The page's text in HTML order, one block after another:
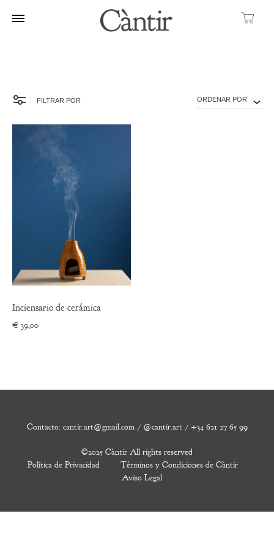
FILTRAR POR ORDENAR POR
Inciensario de cerámica
€ 39,00
©2025 Càntir All rights reserved
Política de Privacidad
Términos y Condiciones de Càntir
Aviso Legal
Contacto: cantir.art@gmail.com / @cantir.art / +34 621 27 65 99